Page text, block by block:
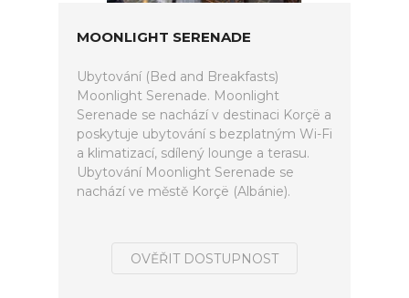
MOONLIGHT SERENADE
Ubytování (Bed and Breakfasts)
Moonlight Serenade. Moonlight
Serenade se nachází v destinaci Korçë a
poskytuje ubytování s bezplatným Wi-Fi
a klimatizací, sdílený lounge a terasu.
Ubytování Moonlight Serenade se
nachází ve městě Korçë (Albánie).
OVĚŘIT DOSTUPNOST